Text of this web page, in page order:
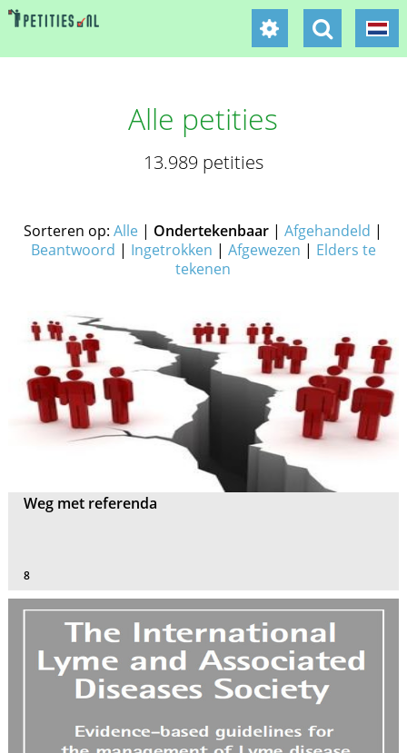
Alle petities
13.989 petities
Sorteren op:Alle | Ondertekenbaar |Afgehandeld |
Beantwoord | Ingetrokken | Afgewezen | Elders te
tekenen
Weg met referenda
8